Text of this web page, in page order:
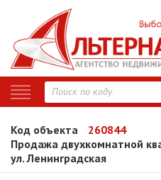
Код объекта
260844
Продажа двухкомнатной
ул. Ленинградская